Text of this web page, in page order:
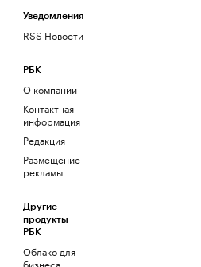
Уведомления
RSS Новости
РБК
О компании
Контактная
информация
Редакция
Размещение
рекламы
Другие
продукты
РБК
Облако для
бизнеса